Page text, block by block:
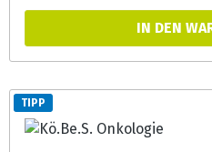
Anamnesedaten in den
Sensorik, Motorik, Atmung,
zwischen Therapeutin,
IN DEN
TIPP